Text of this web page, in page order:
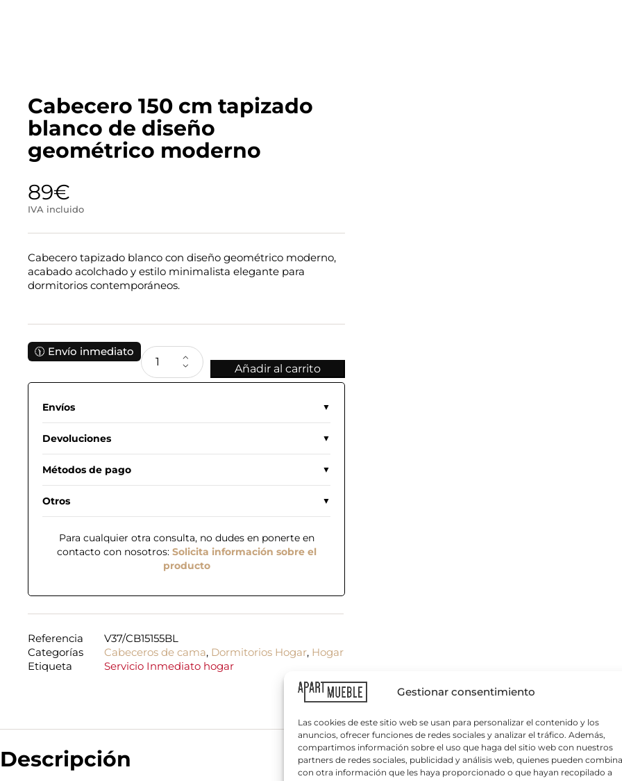
Gestionar consentimiento
Las cookies de este sitio web se usan para personalizar el contenido y los
anuncios, ofrecer funciones de redes sociales y analizar el tráfico. Además,
compartimos información sobre el uso que haga del sitio web con nuestros
partners de redes sociales, publicidad y análisis web, quienes pueden
con otra información que les haya proporcionado o que hayan recopilado a
Cabecero 150 cm tapizado
blanco de diseño
geométrico moderno
89€
IVA incluido
Cabecero tapizado blanco con diseño geométrico moderno,
acabado acolchado y estilo minimalista elegante para
dormitorios contemporáneos.
🕦 Envío inmediato
Añadir al carrito
Envíos
Devoluciones
Métodos de pago
Otros
Para cualquier otra consulta, no dudes en ponerte en
contacto con nosotros: Solicita información sobre el
producto
Referencia
V37/CB15155BL
Categorías
Cabeceros de cama, Dormitorios Hogar, Hogar
Etiqueta
Servicio Inmediato hogar
Descripción
N
m
e
T
o
e
e
l
e
c
t
u